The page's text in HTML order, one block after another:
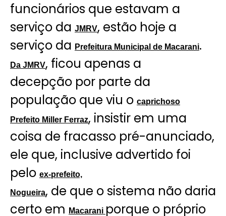
funcionários que estavam a
serviço da JMRV, estão hoje a
serviço da Prefeitura Municipal de Macarani.
Da JMRV, ficou apenas a
decepção por parte da
população que viu o caprichoso
Prefeito Miller Ferraz, insistir em uma
coisa de fracasso pré-anunciado,
ele que, inclusive advertido foi
pelo ex-prefeito,
Nogueira, de que o sistema não daria
certo em
Macarani porque o próprio